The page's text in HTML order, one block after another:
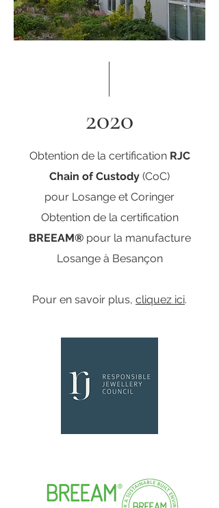
2020
Obtention de la certification RJC
Chain of Custody (CoC)
pour Losange et Coringer
Obtention de la certification
BREEAM® pour la manufacture
Losange à Besançon
Pour en savoir plus, cliquez ici.